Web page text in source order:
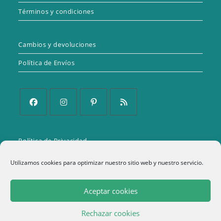
Utilizamos cookies para optimizar nuestro sitio web y nuestro servicio.
Aceptar cookies
Rechazar cookies
Términos y condiciones
Cambios y devoluciones
Política de Envíos
una
pestaña
una
pestaña
una
pestaña pestaña
Política de Privacidad
Aviso Legal
Términos y condiciones